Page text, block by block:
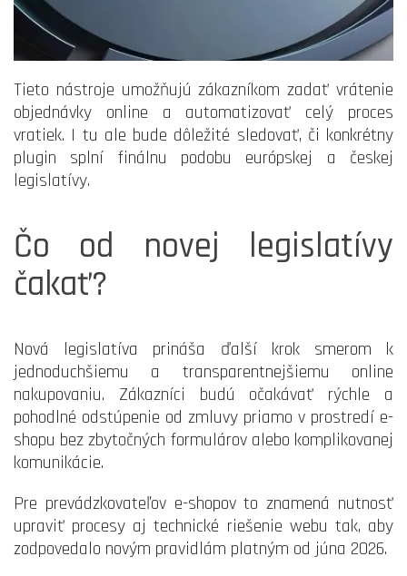
Tieto nástroje umožňujú zákazníkom zadať vrátenie
objednávky online a automatizovať celý proces
vratiek. I tu ale bude dôležité sledovať, či konkrétny
plugin splní finálnu podobu európskej a českej
legislatívy.
Čo od novej legislatívy
čakať?
Nová legislatíva prináša ďalší krok smerom k
jednoduchšiemu a transparentnejšiemu online
nakupovaniu. Zákazníci budú očakávať rýchle a
pohodlné odstúpenie od zmluvy priamo v prostredí e-
shopu bez zbytočných formulárov alebo komplikovanej
komunikácie.
Pre prevádzkovateľov e-shopov to znamená nutnosť
upraviť procesy aj technické riešenie webu tak, aby
zodpovedalo novým pravidlám platným od júna 2026.